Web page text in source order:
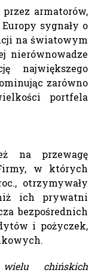
przez armatorów,
sygnały o
na światowym
nierównowadze
największego
zarówno
portfela
na przewagę
w których
otrzymywały
ich prywatni
bezpośrednich
i pożyczek,
wielu chińskich